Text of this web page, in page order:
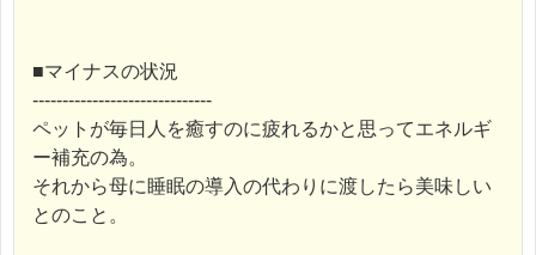
■マイナスの状況
------------------------------
ペットが毎日人を癒すのに疲れるかと思ってエネルギ
ー補充の為。
それから母に睡眠の導入の代わりに渡したら美味しい
とのこと。